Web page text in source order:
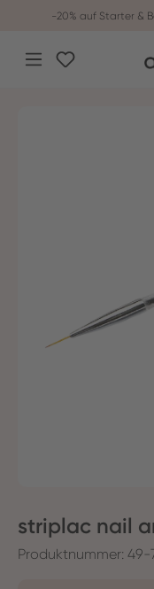
Zum Hauptinhalt
-20% auf Starter &
Du hast 0
striplac nail
Produktnummer: 49-